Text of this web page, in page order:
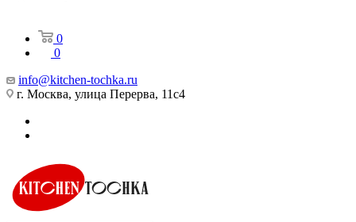
0
0
info@kitchen-tochka.ru
г. Москва, улица Перерва, 11с4